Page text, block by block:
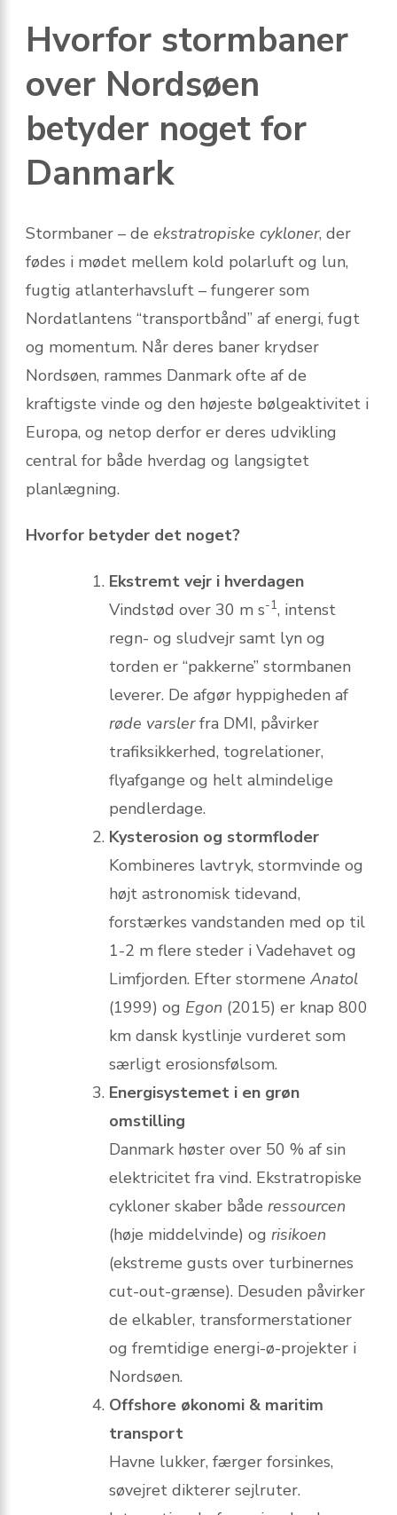
Hvorfor stormbaner
over Nordsøen
betyder noget for
Danmark
Stormbaner – de ekstratropiske cykloner, der
fødes i mødet mellem kold polarluft og lun,
fugtig atlanterhavsluft – fungerer som
Nordatlantens “transportbånd” af energi, fugt
og momentum. Når deres baner krydser
Nordsøen, rammes Danmark ofte af de
kraftigste vinde og den højeste bølgeaktivitet i
Europa, og netop derfor er deres udvikling
central for både hverdag og langsigtet
planlægning.
Hvorfor betyder det noget?
Ekstremt vejr i hverdagen
Vindstød over 30 m s-1, intenst
regn- og sludvejr samt lyn og
torden er “pakkerne” stormbanen
leverer. De afgør hyppigheden af
røde varslerfra DMI, påvirker
trafiksikkerhed, togrelationer,
flyafgange og helt almindelige
pendlerdage.
Kysterosion og stormfloder
Kombineres lavtryk, stormvinde og
højt astronomisk tidevand,
forstærkes vandstanden med op til
1-2 m flere steder i Vadehavet og
Limfjorden. Efter stormene Anatol
(1999) og Egon (2015) er knap 800
km dansk kystlinje vurderet som
særligt erosionsfølsom.
Energisystemet i en grøn
omstilling
Danmark høster over 50 % af sin
elektricitet fra vind. Ekstratropiske
cykloner skaber både ressourcen
(høje middelvinde) og risikoen
(ekstreme gusts over turbinernes
cut-out-grænse). Desuden påvirker
de elkabler, transformerstationer
og fremtidige energi-ø-projekter i
Nordsøen.
Offshore økonomi & maritim
transport
Havne lukker, færger forsinkes,
søvejret dikterer sejlruter.